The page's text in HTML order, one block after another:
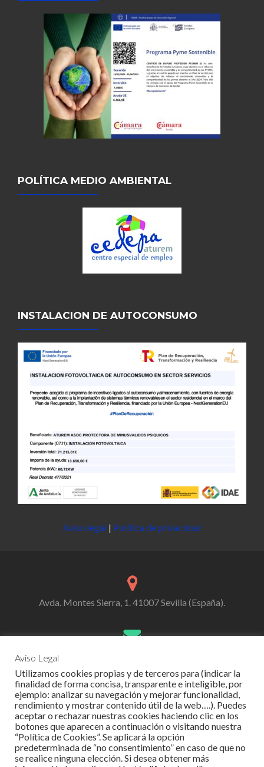
POLÍTICA MEDIO AMBIENTAL
INSTALACION DE AUTOCONSUMO
Aviso legal | Política de privacidad
Avda. Montes Sierra, 1. 41007 Sevilla (España).
954-519-944
GoGo Go
Aviso Legal
Utilizamos cookies propias y de terceros para (indicar la
finalidad de forma concisa, transparente e inteligible, por
ejemplo: analizar su navegación y mejorar funcionalidad,
rendimiento y mostrar contenido útil de la web….). Puedes
aceptar o rechazar nuestras cookies haciendo clic en los
botones que aparecen a continuación o visitando nuestra
“Política de Cookies”. Se aplicará la opción
predeterminada de “no consentimiento” en caso de que no
se realice ninguna elección. Si desea obtener más